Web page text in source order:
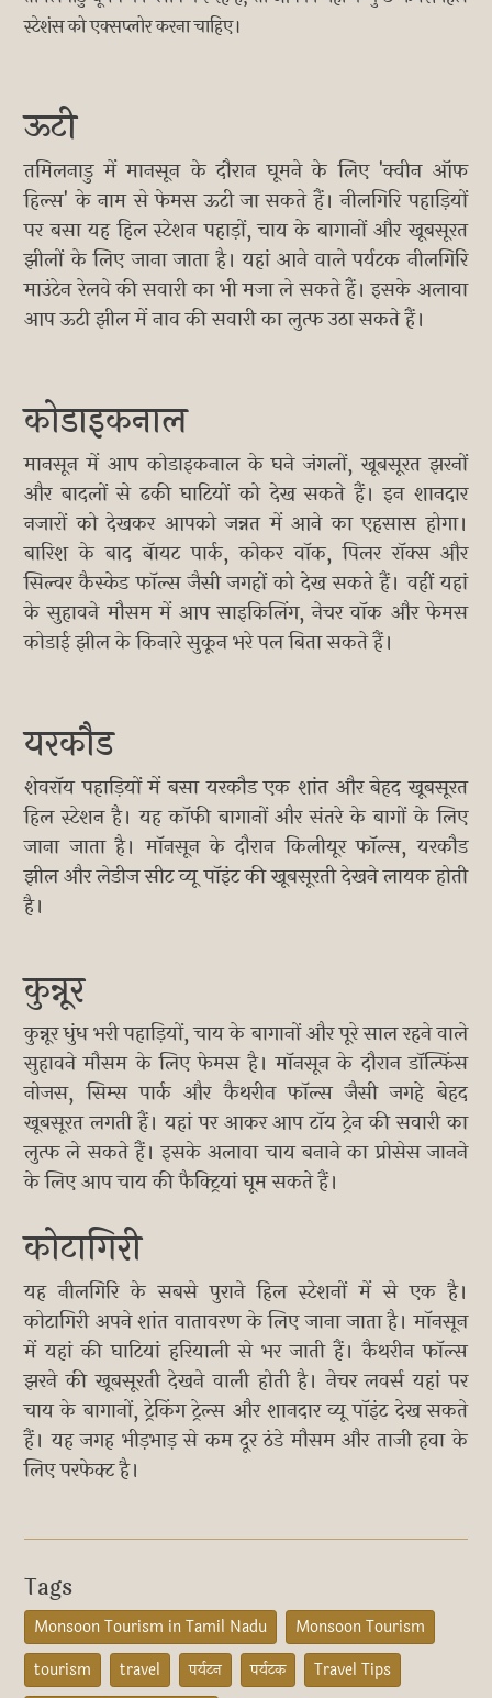
स्टेशंस को एक्सप्लोर करना चाहिए।
ऊटी
तमिलनाडु में मानसून के दौरान घूमने के लिए 'क्वीन ऑफ
हिल्स' के नाम से फेमस ऊटी जा सकते हैं। नीलगिरि पहाड़ियों
पर बसा यह हिल स्टेशन पहाड़ों, चाय के बागानों और खूबसूरत
झीलों के लिए जाना जाता है। यहां आने वाले पर्यटक नीलगिरि
माउंटेन रेलवे की सवारी का भी मजा ले सकते हैं। इसके अलावा
आप ऊटी झील में नाव की सवारी का लुत्फ उठा सकते हैं।
कोडाइकनाल
मानसून में आप कोडाइकनाल के घने जंगलों, खूबसूरत झरनों
और बादलों से ढकी घाटियों को देख सकते हैं। इन शानदार
नजारों को देखकर आपको जन्नत में आने का एहसास होगा।
बारिश के बाद बॅायट पार्क, कोकर वॉक, पिलर रॉक्स और
सिल्वर कैस्केड फॉल्स जैसी जगहों को देख सकते हैं। वहीं यहां
के सुहावने मौसम में आप साइकिलिंग, नेचर वॉक और फेमस
कोडाई झील के किनारे सुकून भरे पल बिता सकते हैं।
यरकौड
शेवरॉय पहाड़ियों में बसा यरकौड एक शांत और बेहद खूबसूरत
हिल स्टेशन है। यह कॉफी बागानों और संतरे के बागों के लिए
जाना जाता है। मॉनसून के दौरान किलीयूर फॉल्स, यरकौड
झील और लेडीज सीट व्यू पॉइंट की खूबसूरती देखने लायक होती
है।
कुन्नूर
कुन्नूर धुंध भरी पहाड़ियों, चाय के बागानों और पूरे साल रहने वाले
सुहावने मौसम के लिए फेमस है। मॉनसून के दौरान डॉल्फिंस
नोजस, सिम्स पार्क और कैथरीन फॉल्स जैसी जगहे बेहद
खूबसूरत लगती हैं। यहां पर आकर आप टॉय ट्रेन की सवारी का
लुत्फ ले सकते हैं। इसके अलावा चाय बनाने का प्रोसेस जानने
के लिए आप चाय की फैक्ट्रियां घूम सकते हैं।
कोटागिरी
यह नीलगिरि के सबसे पुराने हिल स्टेशनों में से एक है।
कोटागिरी अपने शांत वातावरण के लिए जाना जाता है। मॉनसून
में यहां की घाटियां हरियाली से भर जाती हैं। कैथरीन फॉल्स
झरने की खूबसूरती देखने वाली होती है। नेचर लवर्स यहां पर
चाय के बागानों, ट्रेकिंग ट्रेल्स और शानदार व्यू पॉइंट देख सकते
हैं। यह जगह भीड़भाड़ से कम दूर ठंडे मौसम और ताजी हवा के
लिए परफेक्ट है।
Tags
Monsoon Tourism in Tamil Nadu
Monsoon Tourism
tourism
travel पर्यटन पर्यटक Travel Tips